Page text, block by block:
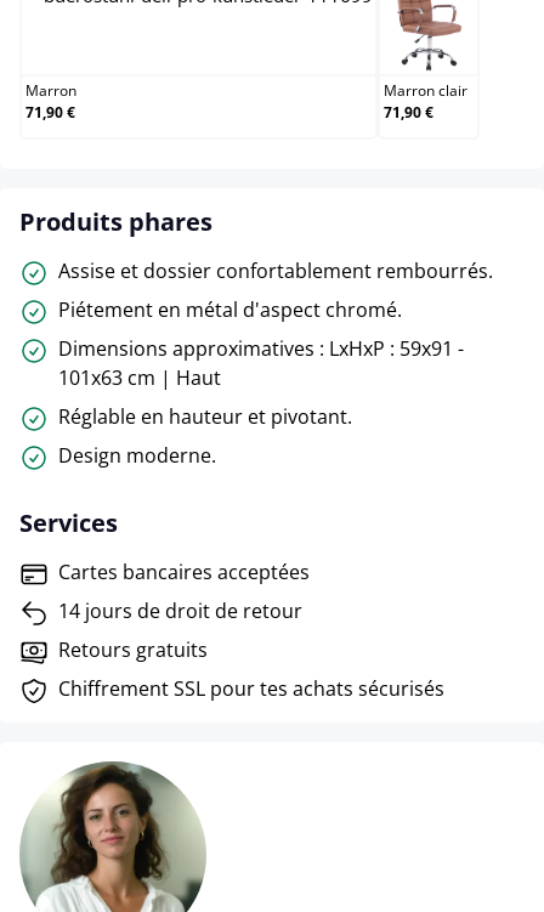
Marron
71,90 €
Marron clair
Marron clair
71,90 €
Produits phares
Assise et dossier confortablement rembourrés.
Piétement en métal d'aspect chromé.
Dimensions approximatives : LxHxP : 59x91 -
101x63 cm | Haut
Réglable en hauteur et pivotant.
Design moderne.
Services
Cartes bancaires acceptées
14 jours de droit de retour
Retours gratuits
Chiffrement SSL pour tes achats sécurisés